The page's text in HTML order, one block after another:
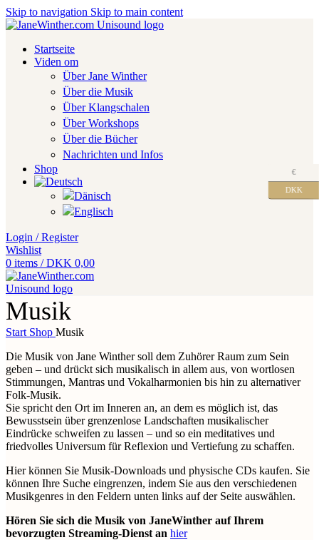
Skip to navigation Skip to main content
Startseite
Viden om
Über Jane Winther
Über die Musik
Über Klangschalen
Über Workshops
Über die Bücher
Nachrichten und Infos
Shop
Login / Register
Wishlist
0 items / DKK 0,00
Musik
Start Shop Musik
Die Musik von Jane Winther soll dem Zuhörer Raum zum Sein
geben – und drückt sich musikalisch in allem aus, von wortlosen
Stimmungen, Mantras und Vokalharmonien bis hin zu alternativer
Folk-Musik.
Sie spricht den Ort im Inneren an, an dem es möglich ist, das
Bewusstsein über grenzenlose Landschaften musikalischer
Eindrücke schweifen zu lassen – und so ein meditatives und
friedvolles Universum für Reflexion und Vertiefung zu schaffen.
Hier können Sie Musik-Downloads und physische CDs kaufen. Sie
können Ihre Suche eingrenzen, indem Sie aus den verschiedenen
Musikgenres in den Feldern unten links auf der Seite auswählen.
Hören Sie sich die Musik von JaneWinther auf Ihrem
bevorzugten Streaming-Dienst an hier
€
DKK